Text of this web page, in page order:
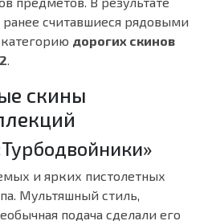
считавшиеся рядовыми
дорогих скинов
.
скины
и ярких пистолетных
Мультяшный стиль,
подача сделали его